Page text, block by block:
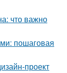
что важно
пошаговая
проект